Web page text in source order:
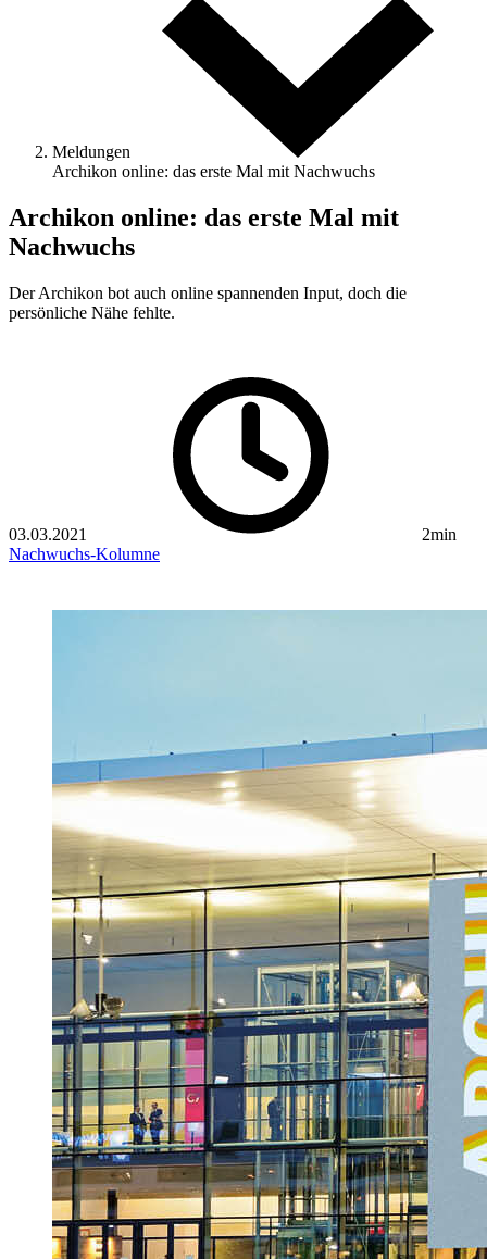
Meldungen
Archikon online: das erste Mal mit Nachwuchs
Archikon online: das erste Mal mit
Nachwuchs
Der Archikon bot auch online spannenden Input, doch die
persönliche Nähe fehlte.
03.03.2021
2min
Nachwuchs-Kolumne